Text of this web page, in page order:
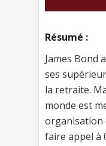
Résumé :
James Bond
ses
la retraite.
monde est
organisation
faire appel à